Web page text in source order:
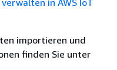
importieren und
finden Sie unter